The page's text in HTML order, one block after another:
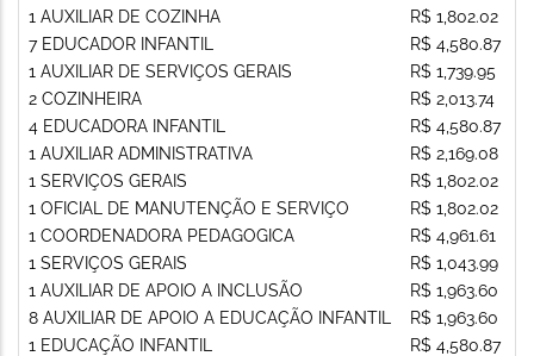
1 AUXILIAR DE COZINHA
7 EDUCADOR INFANTIL
1 AUXILIAR DE SERVIÇOS GERAIS
2 COZINHEIRA
4 EDUCADORA INFANTIL
1 AUXILIAR ADMINISTRATIVA
1 SERVIÇOS GERAIS
1 OFICIAL DE MANUTENÇÃO E SERVIÇO
1 COORDENADORA PEDAGOGICA
1 SERVIÇOS GERAIS
1 AUXILIAR DE APOIO A INCLUSÃO
8 AUXILIAR DE APOIO A EDUCAÇÃO INFANTIL
1 EDUCAÇÃO INFANTIL
R$ 1,802.02
R$ 4,580.87
R$ 1,739.95
R$ 2,013.74
R$ 4,580.87
R$ 2,169.08
R$ 1,802.02
R$ 1,802.02
R$ 4,961.61
R$ 1,043.99
R$ 1,963.60
R$ 1,963.60
R$ 4,580.87